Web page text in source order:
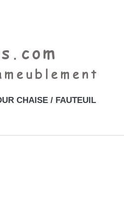
CHAISE / FAUTEUIL